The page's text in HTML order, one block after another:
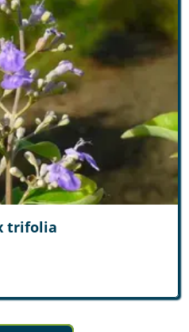
trifolia